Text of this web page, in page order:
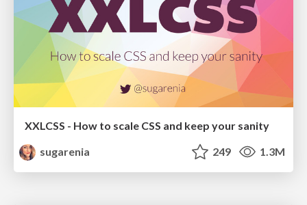
XXLCSS - How to scale CSS and keep your sanity
sugarenia
249 1.3M